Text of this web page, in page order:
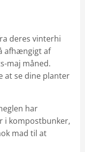
deres vinterhi
afhængigt af
maj måned.
at se dine planter
har
i kompostbunker,
mad til at